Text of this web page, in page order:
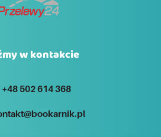
w kontakcie
+48 502 614 368